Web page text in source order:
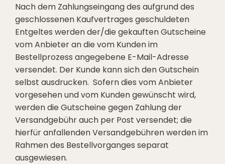
Nach dem Zahlungseingang des aufgrund des
geschlossenen Kaufvertrages geschuldeten
Entgeltes werden der/die gekauften Gutscheine
vom Anbieter an die vom Kunden im
Bestellprozess angegebene E-Mail-Adresse
versendet. Der Kunde kann sich den Gutschein
selbst ausdrucken. Sofern dies vom Anbieter
vorgesehen und vom Kunden gewünscht wird,
werden die Gutscheine gegen Zahlung der
Versandgebühr auch per Post versendet; die
hierfür anfallenden Versandgebühren werden im
Rahmen des Bestellvorganges separat
ausgewiesen.